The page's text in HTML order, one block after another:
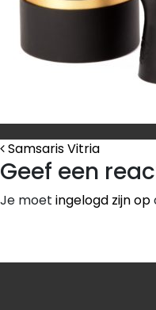
Bericht
Samsaris Vitria
Geef een
Je moet ingelogd zijn op